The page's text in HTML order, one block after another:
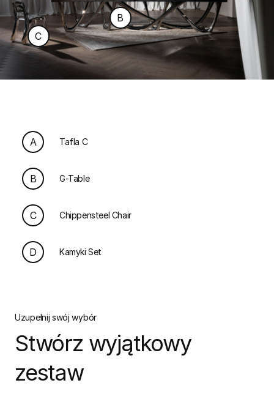
A Tafla C
B G-Table
C Chippensteel Chair
D Kamyki Set
B
C
Uzupełnij swój wybór
Stwórz wyjątkowy
zestaw